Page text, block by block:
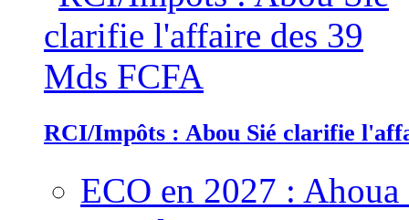
RCI/Impôts : Abou Sié clarifie
ECO en 2027 :